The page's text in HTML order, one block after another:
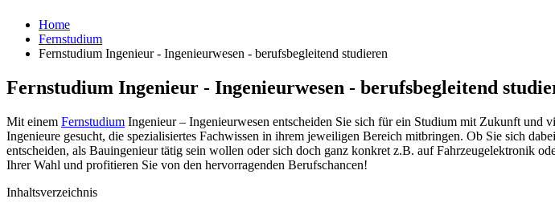
Home
Fernstudium
Fernstudium Ingenieur - Ingenieurwesen - berufsbegleitend studieren
Fernstudium Ingenieur - Ingenieurwesen - berufsbegleitend
Mit einem Fernstudium Ingenieur – Ingenieurwesen entscheiden Sie sich für ein Studium mit Zukunft und
Ingenieure gesucht, die spezialisiertes Fachwissen in ihrem jeweiligen Bereich mitbringen. Ob Sie sich
entscheiden, als Bauingenieur tätig sein wollen oder sich doch ganz konkret z.B. auf Fahrzeugelektronik
Ihrer Wahl und profitieren Sie von den hervorragenden Berufschancen!
Inhaltsverzeichnis